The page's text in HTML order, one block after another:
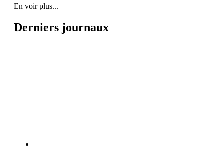
En voir plus...
Derniers journaux